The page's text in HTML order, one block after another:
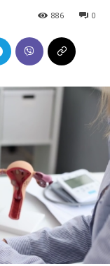
0
886